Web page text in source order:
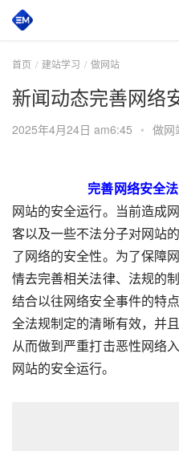
首页 建站学习 做网站
新闻动态完善网络
2025年4月24日 am6:45 • 做网
完善网络安全法
网站的安全运行。当前造成
客以及一些不法分子对网站
了网络的安全性。为了保障
情去完善相关法律、法规的
结合以往网络安全事件的特
全法规制定的清晰有效，并
从而做到严重打击恶性网络
网站的安全运行。